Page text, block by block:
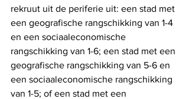
rekruut uit de periferie uit: een stad met
een geografische rangschikking van 1-4
en een sociaaleconomische
rangschikking van 1-6; een stad met een
geografische rangschikking van 5-6 en
een sociaaleconomische rangschikking
van 1-5; of een stad met een